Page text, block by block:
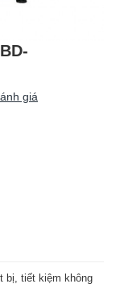
giá
bị, tiết kiệm không